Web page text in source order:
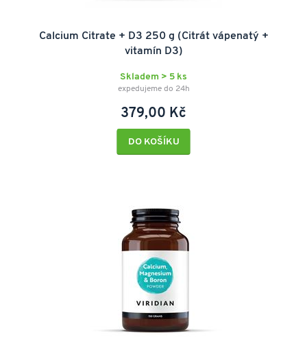
Calcium Citrate + D3 250 g (Citrát vápenatý +
vitamín D3)
Skladem > 5 ks
expedujeme do 24h
379,00 Kč
DO KOŠÍKU